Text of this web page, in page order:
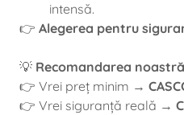
intensă.
👉 Alegerea pentru
💡 Recomandarea noastră
👉 Vrei preț minim →
👉 Vrei siguranță reală →